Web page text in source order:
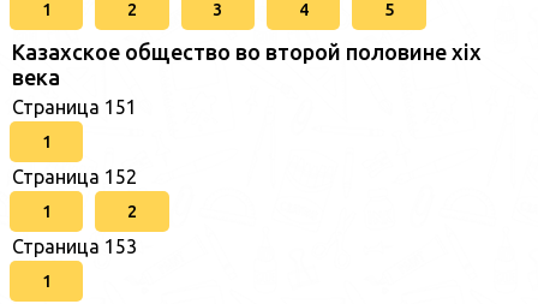
1 2 3 4 5
Казахское общество во второй половине хіх
века
Страница 151
1
Страница 152
1 2
Страница 153
1